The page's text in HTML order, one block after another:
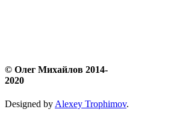
© Олег Михайлов 2014-
2020
Designed by Alexey Trophimov.